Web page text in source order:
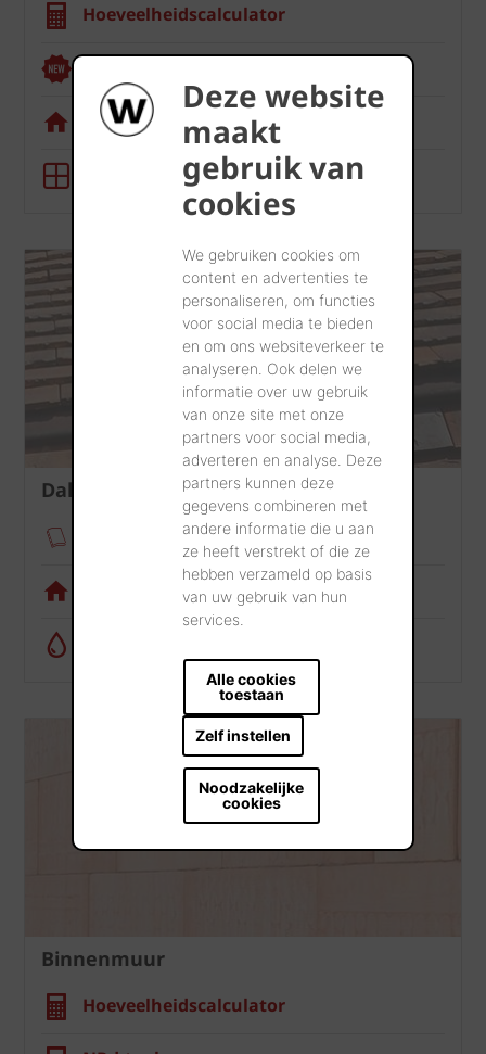
Deze website
maakt
gebruik van
cookies
We gebruiken cookies om
content en advertenties te
personaliseren, om functies
voor social media te bieden
en om ons websiteverkeer te
analyseren. Ook delen we
informatie over uw gebruik
van onze site met onze
partners voor social media,
adverteren en analyse. Deze
partners kunnen deze
gegevens combineren met
andere informatie die u aan
ze heeft verstrekt of die ze
hebben verzameld op basis
van uw gebruik van hun
services.
Alle cookies
toestaan
Zelf instellen
Noodzakelijke
cookies
Hoeveelheidscalculator
Visualisatietool
Dak
Verankeringsmodule
Visualisatietool
Binnenmuur
Hoeveelheidscalculator